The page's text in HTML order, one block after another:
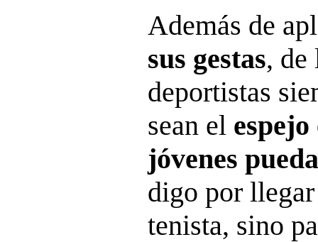
Además de
sus gestas, de
deportistas
sean el
jóvenes
digo por
tenista, sino